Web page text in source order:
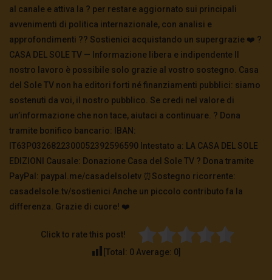
al canale e attiva la ? per restare aggiornato sui principali
avvenimenti di politica internazionale, con analisi e
approfondimenti ?? Sostienici acquistando un supergrazie ❤️ ?
CASA DEL SOLE TV — Informazione libera e indipendente Il
nostro lavoro è possibile solo grazie al vostro sostegno. Casa
del Sole TV non ha editori forti né finanziamenti pubblici: siamo
sostenuti da voi, il nostro pubblico. Se credi nel valore di
un’informazione che non tace, aiutaci a continuare. ? Dona
tramite bonifico bancario: IBAN:
IT63P0326822300052392596590 Intestato a: LA CASA DEL SOLE
EDIZIONI Causale: Donazione Casa del Sole TV ?️ Dona tramite
PayPal: paypal.me/casadelsoletv ⏰Sostegno ricorrente:
casadelsole.tv/sostienici Anche un piccolo contributo fa la
differenza. Grazie di cuore! ❤️
Click to rate this post!
[Total: 0 Average: 0